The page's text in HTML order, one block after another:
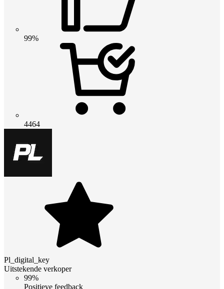
99%
4464
Pl_digital_key
Uitstekende verkoper
99%
Positieve feedback